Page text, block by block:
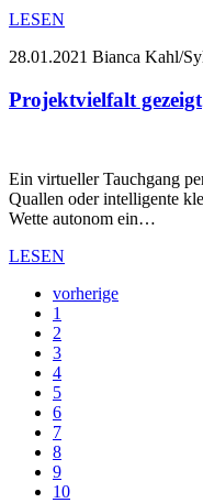
LESEN
28.01.2021 Bianca Kahl/
Projektvielfalt gezeigt
Ein virtueller Tauchgang
Quallen oder intelligente
Wette autonom ein…
LESEN
vorherige
1
2
3
4
5
6
7
8
9
10